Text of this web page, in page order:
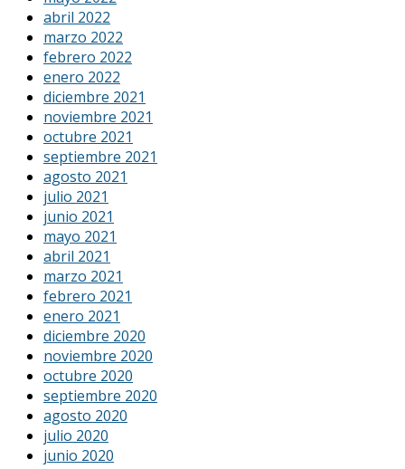
abril 2022
marzo 2022
febrero 2022
enero 2022
diciembre 2021
noviembre 2021
octubre 2021
septiembre 2021
agosto 2021
julio 2021
junio 2021
mayo 2021
abril 2021
marzo 2021
febrero 2021
enero 2021
diciembre 2020
noviembre 2020
octubre 2020
septiembre 2020
agosto 2020
julio 2020
junio 2020